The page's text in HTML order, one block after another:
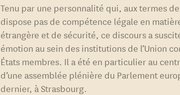
Tenu par une personnalité qui, aux termes
dispose pas de compétence légale en
étrangère et de sécurité, ce discours a
émotion au sein des institutions de l’Union
États membres. Il a été en particulier au
d’une assemblée plénière du Parlement
dernier, à Strasbourg.